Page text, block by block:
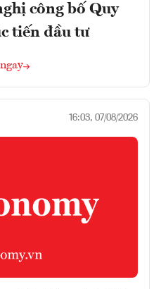
công bố Quy
tiến đầu tư
16:03, 07/08/2026